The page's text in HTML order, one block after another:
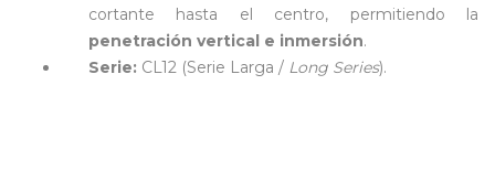
cortante hasta el centro, permitiendo la
penetración vertical e inmersión.
Serie: CL12 (Serie Larga / Long Series).